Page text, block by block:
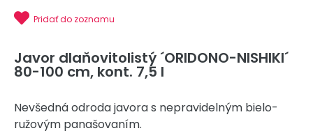
Pridať do zoznamu
Javor dlaňovitolistý ´ORIDONO-NISHIKI´
80-100 cm, kont. 7,5 l
Nevšedná odroda javora s nepravidelným bielo-
ružovým panašovaním.